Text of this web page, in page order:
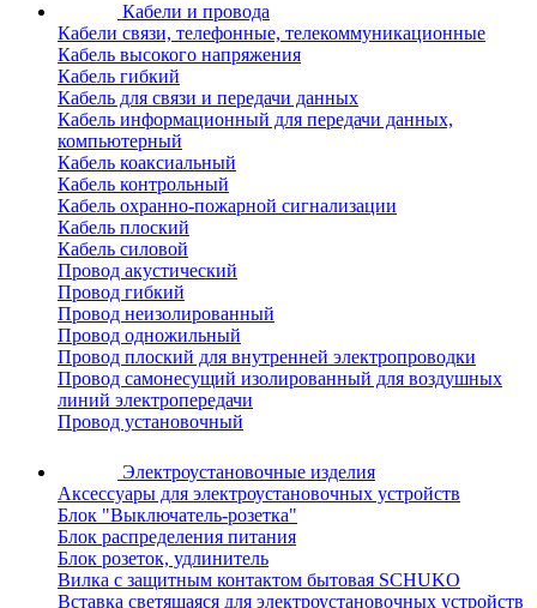
Кабели и провода
Кабели связи, телефонные, телекоммуникационные
Кабель высокого напряжения
Кабель гибкий
Кабель для связи и передачи данных
Кабель информационный для передачи данных,
компьютерный
Кабель коаксиальный
Кабель контрольный
Кабель охранно-пожарной сигнализации
Кабель плоский
Кабель силовой
Провод акустический
Провод гибкий
Провод неизолированный
Провод одножильный
Провод плоский для внутренней электропроводки
Провод самонесущий изолированный для воздушных
линий электропередачи
Провод установочный
Электроустановочные изделия
Аксессуары для электроустановочных устройств
Блок "Выключатель-розетка"
Блок распределения питания
Блок розеток, удлинитель
Вилка с защитным контактом бытовая SCHUKO
Вставка светящаяся для электроустановочных устройств